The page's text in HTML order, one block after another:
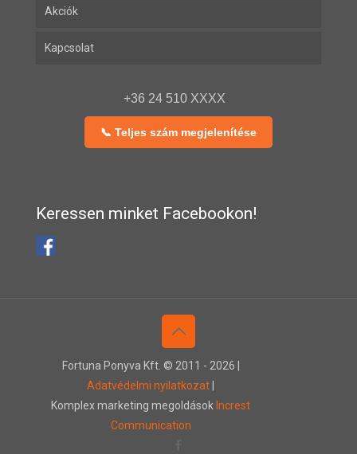
Akciók
Kapcsolat
+36 24 510 XXXX
📞 Teljes szám megjelenítése
Keressen minket Facebookon!
Fortuna Ponyva Kft. © 2011 - 2026 |
Adatvédelmi nyilatkozat
Komplex marketing megoldások Increst
Communication